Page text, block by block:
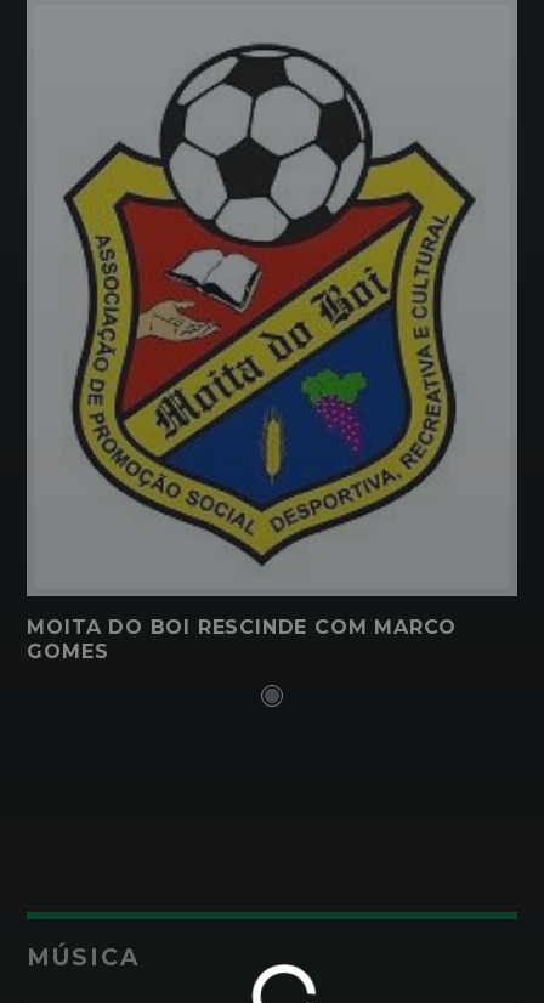
MOITA DO BOI RESCINDE COM MARCO
GOMES
MÚSICA